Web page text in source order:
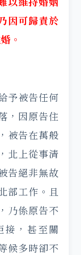
因可歸責於
。
予被告任何
，因原告住
被告在萬般
北上從事清
告絕非無故
部工作。且
乃係原告不
接，甚至關
候多時卻不